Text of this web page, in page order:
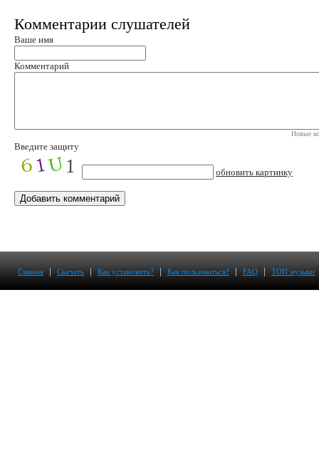
Комментарии слушателей
Ваше имя
Комментарий
Новые
Введите защиту
обновить картинку
Главная | Скачать | Как установить? | Как пользоваться? | FAQ | ТОП музыки